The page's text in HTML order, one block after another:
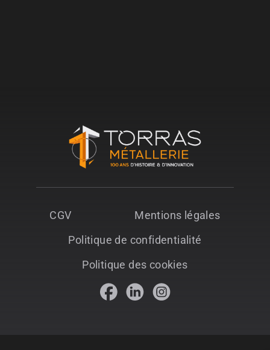
CGV
Mentions légales
Politique de confidentialité
Politique des cookies